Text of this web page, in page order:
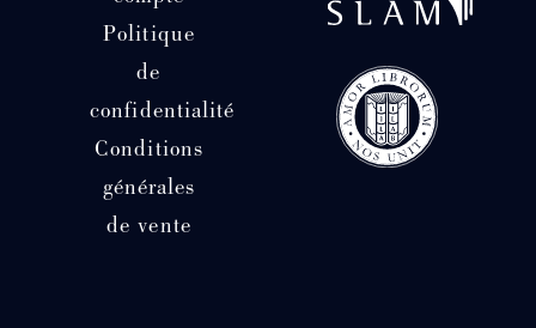
Politique
de
confidentialité
Conditions
générales
de vente